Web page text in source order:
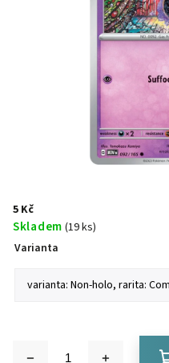
5 Kč
Skladem (19 ks)
Varianta